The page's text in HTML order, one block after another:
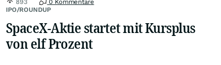
IPO/ROUNDUP
893 0 Kommentare
SpaceX-Aktie startet mit Kursplus
von elf Prozent